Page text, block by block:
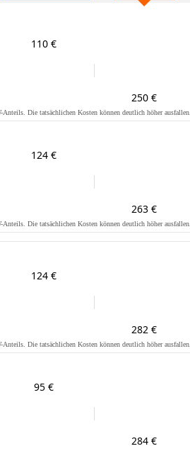
110 €
250 €
Die tatsächlichen Kosten können deutlich höher ausfallen.
124 €
263 €
Die tatsächlichen Kosten können deutlich höher ausfallen.
124 €
282 €
Die tatsächlichen Kosten können deutlich höher ausfallen.
95 €
284 €